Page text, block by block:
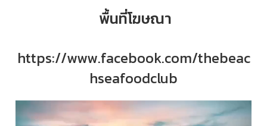
พื้นที่โฆษณา
https://www.facebook.com/thebeac
hseafoodclub